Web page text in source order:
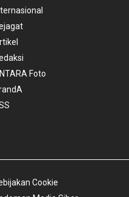
Foto
Cookie